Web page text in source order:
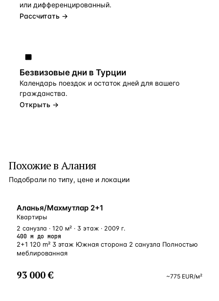
или дифференцированный.
Рассчитать →
Безвизовые дни в Турции
Календарь поездок и остаток дней для вашего
гражданства.
Открыть →
Похожие в Алания
Подобрали по типу, цене и локации
У МОРЯ
Аланья/Махмутлар 2+1
Квартиры
2 санузла · 120 м² · 3 этаж · 2009 г.
400 м до моря
2+1 120 m² 3 этаж Южная сторона 2 санузла Полностью
меблированная
93 000 € ~775 EUR/м²